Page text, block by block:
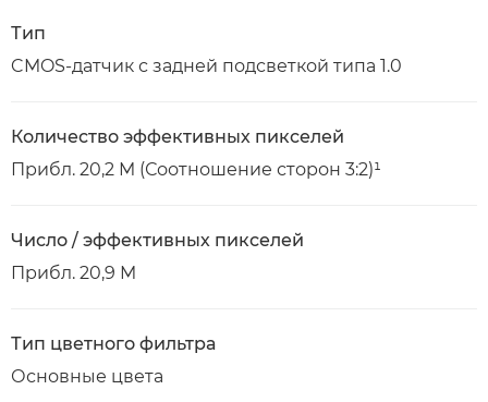
Тип
CMOS-датчик с задней подсветкой типа 1.0
Количество эффективных пикселей
Прибл. 20,2 M (Соотношение сторон 3:2)¹
Число / эффективных пикселей
Прибл. 20,9 M
Тип цветного фильтра
Основные цвета